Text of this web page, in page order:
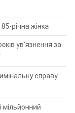
річна жінка
ув’язнення за
справу
мільйонний